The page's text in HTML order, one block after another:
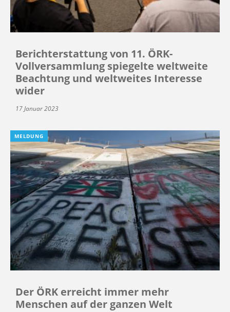
Berichterstattung von 11. ÖRK-
Vollversammlung spiegelte weltweite
Beachtung und weltweites Interesse
wider
17 Januar 2023
MELDUNG
Der ÖRK erreicht immer mehr
Menschen auf der ganzen Welt